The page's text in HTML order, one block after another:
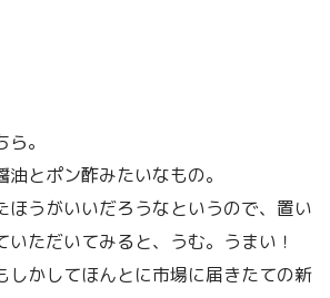
。
とポン酢みたいなもの。
ほうがいいだろうなというので、置い
いただいてみると、うむ。うまい！
しかしてほんとに市場に届きたての新